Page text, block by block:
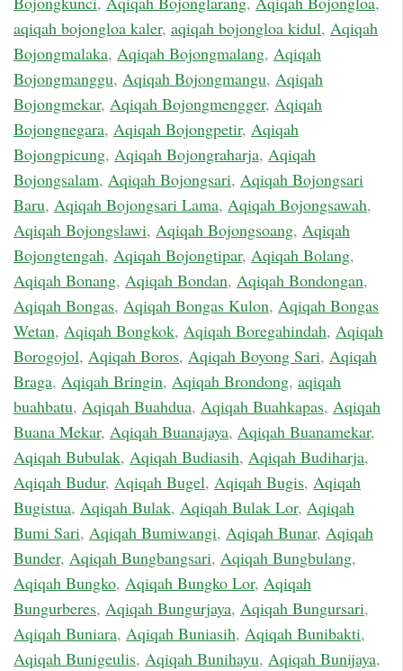
aqiqah bojongloa kaler, aqiqah bojongloa kidul, Aqiqah
Bojongmalaka, Aqiqah Bojongmalang, Aqiqah
Bojongmanggu, Aqiqah Bojongmangu, Aqiqah
Bojongmekar, Aqiqah Bojongmengger, Aqiqah
Bojongnegara, Aqiqah Bojongpetir, Aqiqah
Bojongpicung, Aqiqah Bojongraharja, Aqiqah
Bojongsalam, Aqiqah Bojongsari, Aqiqah Bojongsari
Baru, Aqiqah Bojongsari Lama, Aqiqah Bojongsawah,
Aqiqah Bojongslawi, Aqiqah Bojongsoang, Aqiqah
Bojongtengah, Aqiqah Bojongtipar, Aqiqah Bolang,
Aqiqah Bonang, Aqiqah Bondan, Aqiqah Bondongan,
Aqiqah Bongas, Aqiqah Bongas Kulon, Aqiqah Bongas
Wetan, Aqiqah Bongkok, Aqiqah Boregahindah, Aqiqah
Borogojol, Aqiqah Boros, Aqiqah Boyong Sari, Aqiqah
Braga, Aqiqah Bringin, Aqiqah Brondong, aqiqah
buahbatu, Aqiqah Buahdua, Aqiqah Buahkapas, Aqiqah
Buana Mekar, Aqiqah Buanajaya, Aqiqah Buanamekar,
Aqiqah Bubulak, Aqiqah Budiasih, Aqiqah Budiharja,
Aqiqah Budur, Aqiqah Bugel, Aqiqah Bugis, Aqiqah
Bugistua, Aqiqah Bulak, Aqiqah Bulak Lor, Aqiqah
Bumi Sari, Aqiqah Bumiwangi, Aqiqah Bunar, Aqiqah
Bunder, Aqiqah Bungbangsari, Aqiqah Bungbulang,
Aqiqah Bungko, Aqiqah Bungko Lor, Aqiqah
Bungurberes, Aqiqah Bungurjaya, Aqiqah Bungursari,
Aqiqah Buniara, Aqiqah Buniasih, Aqiqah Bunibakti,
Aqiqah Bunigeulis, Aqiqah Bunihayu, Aqiqah Bunijaya,